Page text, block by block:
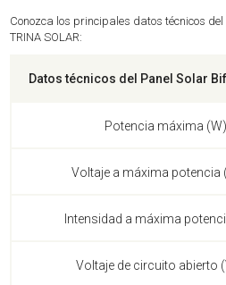
Conozca los principales datos técnicos
TRINA SOLAR:
Datos técnicos del Panel Solar
Potencia máxima (W)
Voltaje a máxima potencia
Intensidad a máxima
Voltaje de circuito abierto